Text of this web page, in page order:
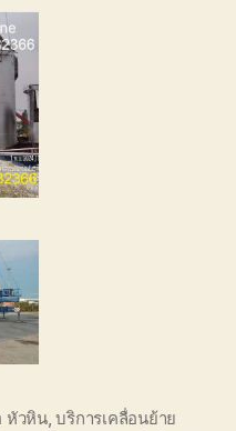
หัวหิน,บริการเคลื่อนย้าย